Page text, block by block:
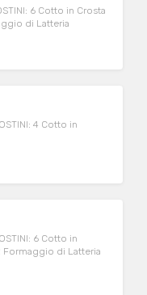
6 Cotto in Crosta
di Latteria
4 Cotto in
6 Cotto in
Formaggio di Latteria